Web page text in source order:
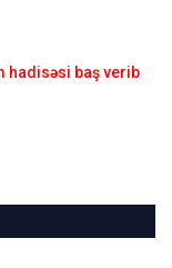
hadisəsi baş verib